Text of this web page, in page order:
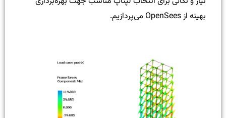
بهینه از OpenSees می‌پردازیم.